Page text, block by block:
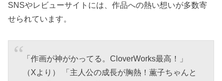
SNSやレビューサイトには、作品への熱い想いが多数寄
せられています。
「作画が神がかってる。CloverWorks最高！」
（Xより） 「主人公の成長が胸熱！薫子ちゃんと